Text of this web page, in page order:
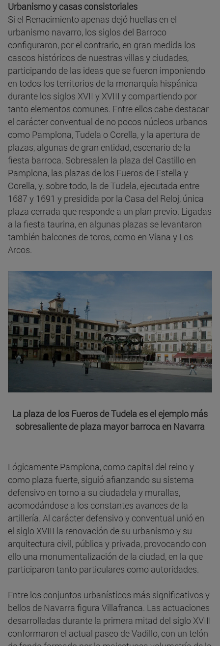
Urbanismo y casas consistoriales
Si el Renacimiento apenas dejó huellas en el
urbanismo navarro, los siglos del Barroco
configuraron, por el contrario, en gran medida los
cascos históricos de nuestras villas y ciudades,
participando de las ideas que se fueron imponiendo
en todos los territorios de la monarquía hispánica
durante los siglos XVII y XVIII y compartiendo por
tanto elementos comunes. Entre ellos cabe destacar
el carácter conventual de no pocos núcleos urbanos
como Pamplona, Tudela o Corella, y la apertura de
plazas, algunas de gran entidad, escenario de la
fiesta barroca. Sobresalen la plaza del Castillo en
Pamplona, las plazas de los Fueros de Estella y
Corella, y, sobre todo, la de Tudela, ejecutada entre
1687 y 1691 y presidida por la Casa del Reloj, única
plaza cerrada que responde a un plan previo. Ligadas
a la fiesta taurina, en algunas plazas se levantaron
también balcones de toros, como en Viana y Los
Arcos.
La plaza de los Fueros de Tudela es el ejemplo más
sobresaliente de plaza mayor barroca en Navarra
Lógicamente Pamplona, como capital del reino y
como plaza fuerte, siguió afianzando su sistema
defensivo en torno a su ciudadela y murallas,
acomodándose a los constantes avances de la
artillería. Al carácter defensivo y conventual unió en
el siglo XVIII la renovación de su urbanismo y su
arquitectura civil, pública y privada, provocando con
ello una monumentalización de la ciudad, en la que
participaron tanto particulares como autoridades.
Entre los conjuntos urbanísticos más significativos y
bellos de Navarra figura Villafranca. Las actuaciones
desarrolladas durante la primera mitad del siglo XVIII
conformaron el actual paseo de Vadillo, con un telón